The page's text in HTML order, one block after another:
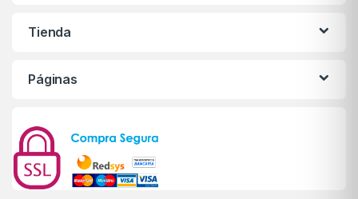
Tienda
Páginas